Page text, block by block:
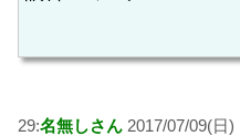
29:名無しさん 2017/07/09(日